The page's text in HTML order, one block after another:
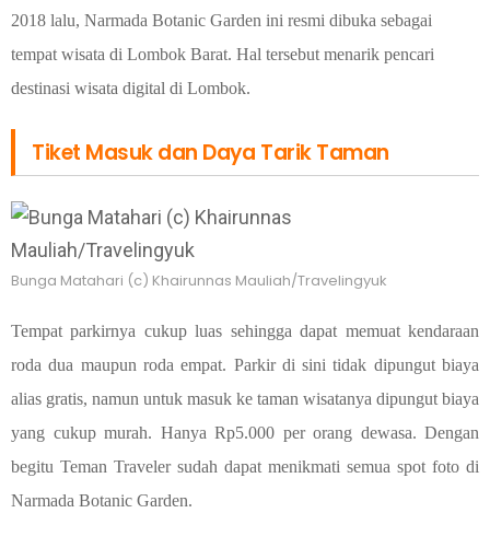
2018 lalu, Narmada Botanic Garden ini resmi dibuka sebagai
tempat wisata di Lombok Barat. Hal tersebut menarik pencari
destinasi wisata digital di Lombok.
Tiket Masuk dan Daya Tarik Taman
Bunga Matahari (c) Khairunnas Mauliah/Travelingyuk
Tempat parkirnya cukup luas sehingga dapat memuat kendaraan
roda dua maupun roda empat. Parkir di sini tidak dipungut biaya
alias gratis, namun untuk masuk ke taman wisatanya dipungut biaya
yang cukup murah. Hanya Rp5.000 per orang dewasa. Dengan
begitu Teman Traveler sudah dapat menikmati semua spot foto di
Narmada Botanic Garden.